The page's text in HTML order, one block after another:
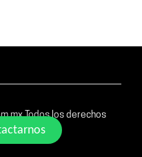
Todos los derechos
privacidad